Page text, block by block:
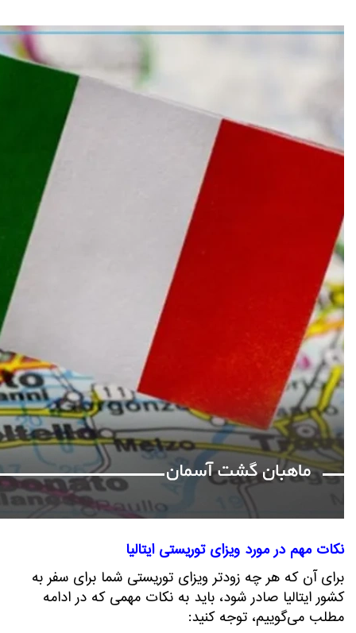
نکات مهم در مورد ویزای توریستی ایتالیا
برای آن که هر چه زودتر ویزای توریستی شما برای سفر به
کشور ایتالیا صادر شود، باید به نکات مهمی که در ادامه
مطلب می‌گوییم، توجه کنید: